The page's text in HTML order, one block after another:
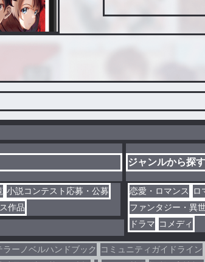
小説コンテスト応募・公募
作品
ジャンルから探す
恋愛・ロマンス
ロ
ファンタジー・異
ドラマ コメディ
ラーノベルハンドブック コミュニティガイドライン